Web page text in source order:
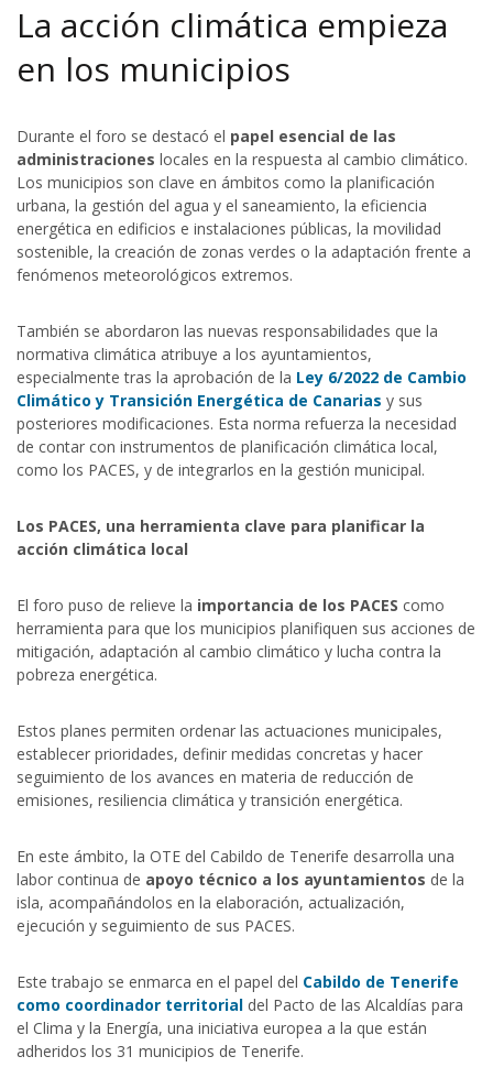
La acción climática empieza
en los municipios
Durante el foro se destacó el papel esencial de las
administraciones locales en la respuesta al cambio climático.
Los municipios son clave en ámbitos como la planificación
urbana, la gestión del agua y el saneamiento, la eficiencia
energética en edificios e instalaciones públicas, la movilidad
sostenible, la creación de zonas verdes o la adaptación frente a
fenómenos meteorológicos extremos.
También se abordaron las nuevas responsabilidades que la
normativa climática atribuye a los ayuntamientos,
especialmente tras la aprobación de la Ley 6/2022 de Cambio
Climático y Transición Energética de Canarias y sus
posteriores modificaciones. Esta norma refuerza la necesidad
de contar con instrumentos de planificación climática local,
como los PACES, y de integrarlos en la gestión municipal.
Los PACES, una herramienta clave para planificar la
acción climática local
El foro puso de relieve la importancia de los PACES como
herramienta para que los municipios planifiquen sus acciones de
mitigación, adaptación al cambio climático y lucha contra la
pobreza energética.
Estos planes permiten ordenar las actuaciones municipales,
establecer prioridades, definir medidas concretas y hacer
seguimiento de los avances en materia de reducción de
emisiones, resiliencia climática y transición energética.
En este ámbito, la OTE del Cabildo de Tenerife desarrolla una
labor continua de apoyo técnico a los ayuntamientos de la
isla, acompañándolos en la elaboración, actualización,
ejecución y seguimiento de sus PACES.
Este trabajo se enmarca en el papel del Cabildo de Tenerife
como coordinador territorial del Pacto de las Alcaldías para
el Clima y la Energía, una iniciativa europea a la que están
adheridos los 31 municipios de Tenerife.